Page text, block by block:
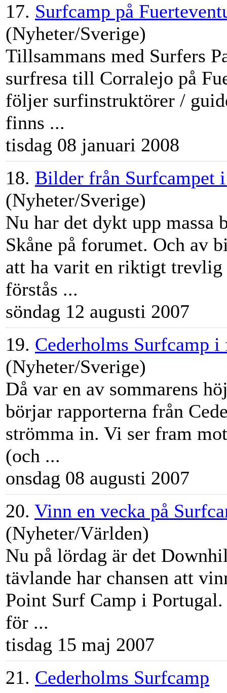
17. Surfcamp på
(Nyheter/Sverige)
Tillsammans med Surfers
surfresa till Corralejo på
följer surfinstruktörer /
finns ...
tisdag 08 januari 2008
18. Bilder från Surfcampet
(Nyheter/Sverige)
Nu har det dykt upp massa
Skåne på forumet. Och av
att ha varit en riktigt trevlig
förstås ...
söndag 12 augusti 2007
19. Cederholms Surfcamp
(Nyheter/Sverige)
Då var en av sommarens
börjar rapporterna från
strömma in. Vi ser fram
(och ...
onsdag 08 augusti 2007
20. Vinn en vecka på
(Nyheter/Världen)
Nu på lördag är det
tävlande har chansen att
Point Surf Camp i
för ...
tisdag 15 maj 2007
21. Cederholms Surfcamp